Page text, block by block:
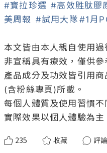
#寶拉珍選 #高效胜肽膠
美周報 #試用大隊 #1月
本文皆由本人親自使用過
非宣稱具有療效，僅供參
產品成分及功效皆引用商
(含粉絲專頁)所載。
每個人體質及使用習慣不
實際效果以個人體驗為主
235 收藏
評論